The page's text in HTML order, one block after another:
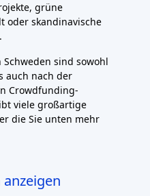
grüne
oder skandinavische
sind sowohl
auch nach der
Crowdfunding-
viele großartige
die Sie unten mehr